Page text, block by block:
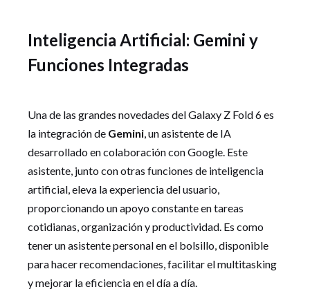
Inteligencia Artificial: Gemini y
Funciones Integradas
Una de las grandes novedades del Galaxy Z Fold 6 es
la integración de Gemini, un asistente de IA
desarrollado en colaboración con Google. Este
asistente, junto con otras funciones de inteligencia
artificial, eleva la experiencia del usuario,
proporcionando un apoyo constante en tareas
cotidianas, organización y productividad. Es como
tener un asistente personal en el bolsillo, disponible
para hacer recomendaciones, facilitar el multitasking
y mejorar la eficiencia en el día a día.